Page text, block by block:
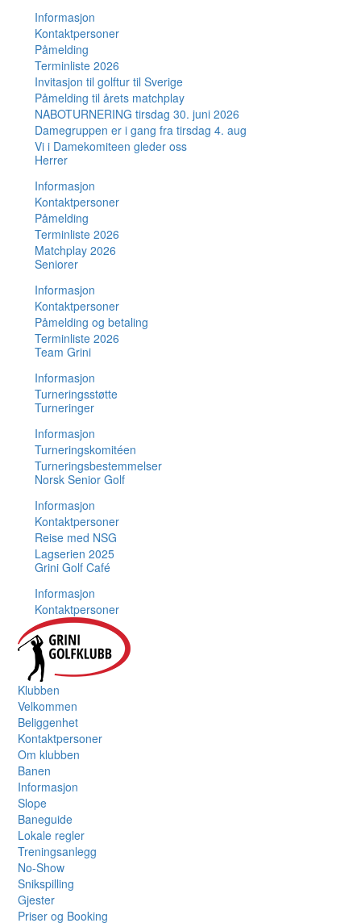
Informasjon
Kontaktpersoner
Påmelding
Terminliste 2026
Invitasjon til golftur til Sverige
Påmelding til årets matchplay
NABOTURNERING tirsdag 30. juni 2026
Damegruppen er i gang fra tirsdag 4. aug
Vi i Damekomiteen gleder oss
Herrer
Informasjon
Kontaktpersoner
Påmelding
Terminliste 2026
Matchplay 2026
Seniorer
Informasjon
Kontaktpersoner
Påmelding og betaling
Terminliste 2026
Team Grini
Informasjon
Turneringsstøtte
Turneringer
Informasjon
Turneringskomitéen
Turneringsbestemmelser
Norsk Senior Golf
Informasjon
Kontaktpersoner
Reise med NSG
Lagserien 2025
Grini Golf Café
Informasjon
Kontaktpersoner
Klubben
Velkommen
Beliggenhet
Kontaktpersoner
Om klubben
Banen
Informasjon
Slope
Baneguide
Lokale regler
Treningsanlegg
No-Show
Snikspilling
Gjester
Priser og Booking